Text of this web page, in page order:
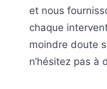
et nous
chaque
moindre doute
n’hésitez pas à